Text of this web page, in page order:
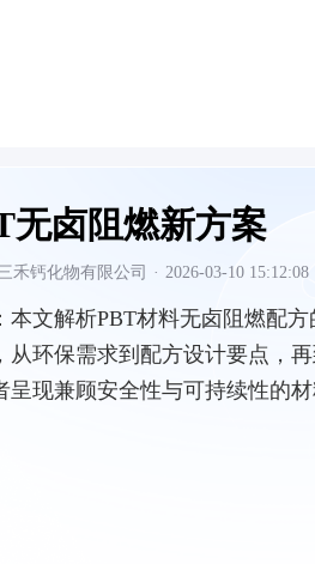
无卤阻燃新方案
禾钙化物有限公司 · 2026-03-10 15:12:08
本文解析PBT材料无卤阻燃配
从环保需求到配方设计要点，
呈现兼顾安全性与可持续性的材